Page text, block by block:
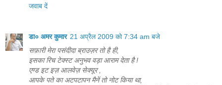
जवाब दें
डा० अमर कुमार 21 अप्रैल 2009 को 7:34 am बजे
सफ़ारी मेरा पसंदीदा ब्राउज़र तो है ही,
इसका रिच टेक्स्ट अनुभव वड़ा आराम देता है !
एण्ड इट इज़ आलवेज़ सेक्यूर ,
आपके पते का अटपटापन मैनें तो नोट किया था,